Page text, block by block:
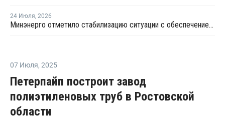
24 Июля, 2026
Минэнерго отметило стабилизацию ситуации с обеспечением топливом в ряде регионов
07 Июля, 2025
Петерпайп построит завод
полиэтиленовых труб в Ростовской
области